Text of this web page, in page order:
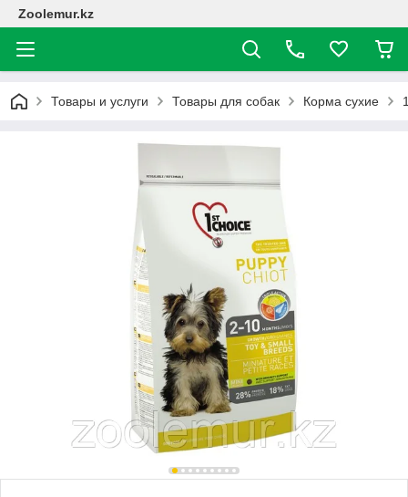
Zoolemur.kz
Товары и услуги Товары для собак Корма сухие